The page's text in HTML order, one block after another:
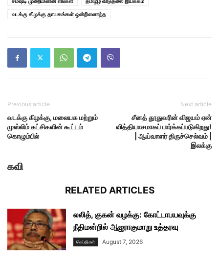
வடக்கு கிழக்கு தாயகங்கள் ஒன்றிணைந்த
Previous article
வடக்கு கிழக்கு, மலையக மற்றும்
முஸ்லிம் கட்சிகளின் கூட்டம்
கொழும்பில்
Next article
சீனத் தூதுவரின் விஜயம் ஏன்
வித்தியாசமாகப் பார்க்கப்படுகிறது!
| ஆய்வாளர் திருச்செல்வம் |
இலக்கு
கவி
RELATED ARTICLES
லலித், குகன் வழக்கு: கோட்டாபயவுக்கு
நீதிமன்றில் ஆஜராகுமாறு உத்தரவு
செய்திகள் August 7, 2026